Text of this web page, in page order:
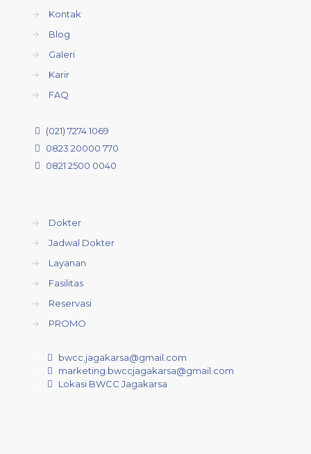
→
Kontak
→
Blog
→
Galeri
→
Karir
→
FAQ
(021) 7274 1069
0823 20000 770
0821 2500 0040
→
Dokter
→
Jadwal Dokter
→
Layanan
→
Fasilitas
→
Reservasi
→
PROMO
bwcc.jagakarsa@gmail.com
marketing.bwccjagakarsa@gmail.com
Lokasi BWCC Jagakarsa